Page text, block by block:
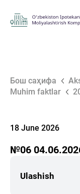
Бош саҳифа
Muhim faktlar
18 June 2026
№06
Ulashish